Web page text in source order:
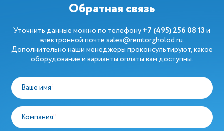
Обратная связь
Уточнить данные можно по телефону+7 (495) 256 08 13и
электронной почтеsales@remtorgholod.ru.
Дополнительно наши менеджеры проконсультируют, какое
оборудование и варианты оплаты вам доступны.
Ваше имя*
Компания*